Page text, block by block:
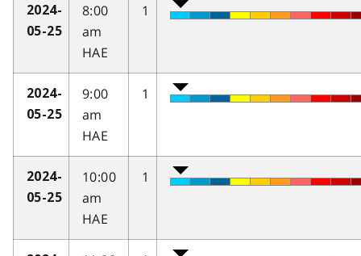
2024-
05-25
8:00
am
HAE
1
2024-
05-25
9:00
am
HAE
1
2024-
05-25
10:00
am
HAE
1